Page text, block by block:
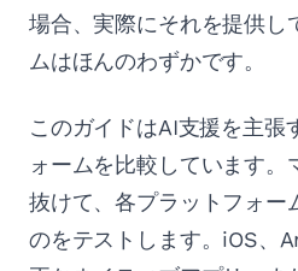
場合、実際にそれを提供し
ムはほんのわずかです。
このガイドはAI支援を主張
ォームを比較しています。
抜けて、各プラットフォー
のをテストします。iOS、